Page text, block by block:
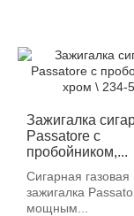
Зажигалка
Passatore с
пробойником,...
Сигарная газовая
зажигалка
мощным...